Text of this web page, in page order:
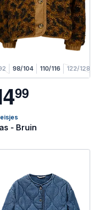
98/104 110/116 122/128
499
- Bruin